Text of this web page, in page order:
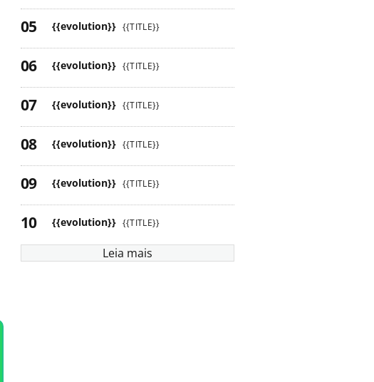
{{evolution}} {{TITLE}}
{{evolution}} {{TITLE}}
{{evolution}} {{TITLE}}
{{evolution}} {{TITLE}}
{{evolution}} {{TITLE}}
{{evolution}} {{TITLE}}
Leia mais